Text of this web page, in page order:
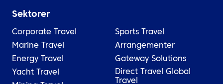
Sektorer
Corporate Travel
Marine Travel
Energy Travel
Yacht Travel
Sports Travel
Arrangementer
Gateway Solutions
Direct Travel Global
Travel